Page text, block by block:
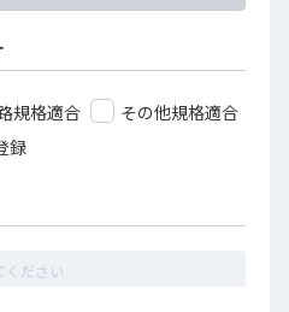
規格適合
その他規格適合
録